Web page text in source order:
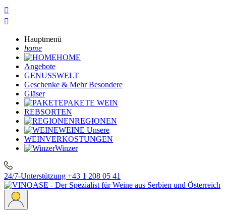


Hauptmenü
home
HOME
Angebote
GENUSSWELT
Geschenke & MehrBesondere
Gläser
PAKETE WEIN
REBSORTEN
REGIONEN
WEINE Unsere
WEINVERKOSTUNGEN
Winzer
24/7-Unterstützung +43 1 208 05 41